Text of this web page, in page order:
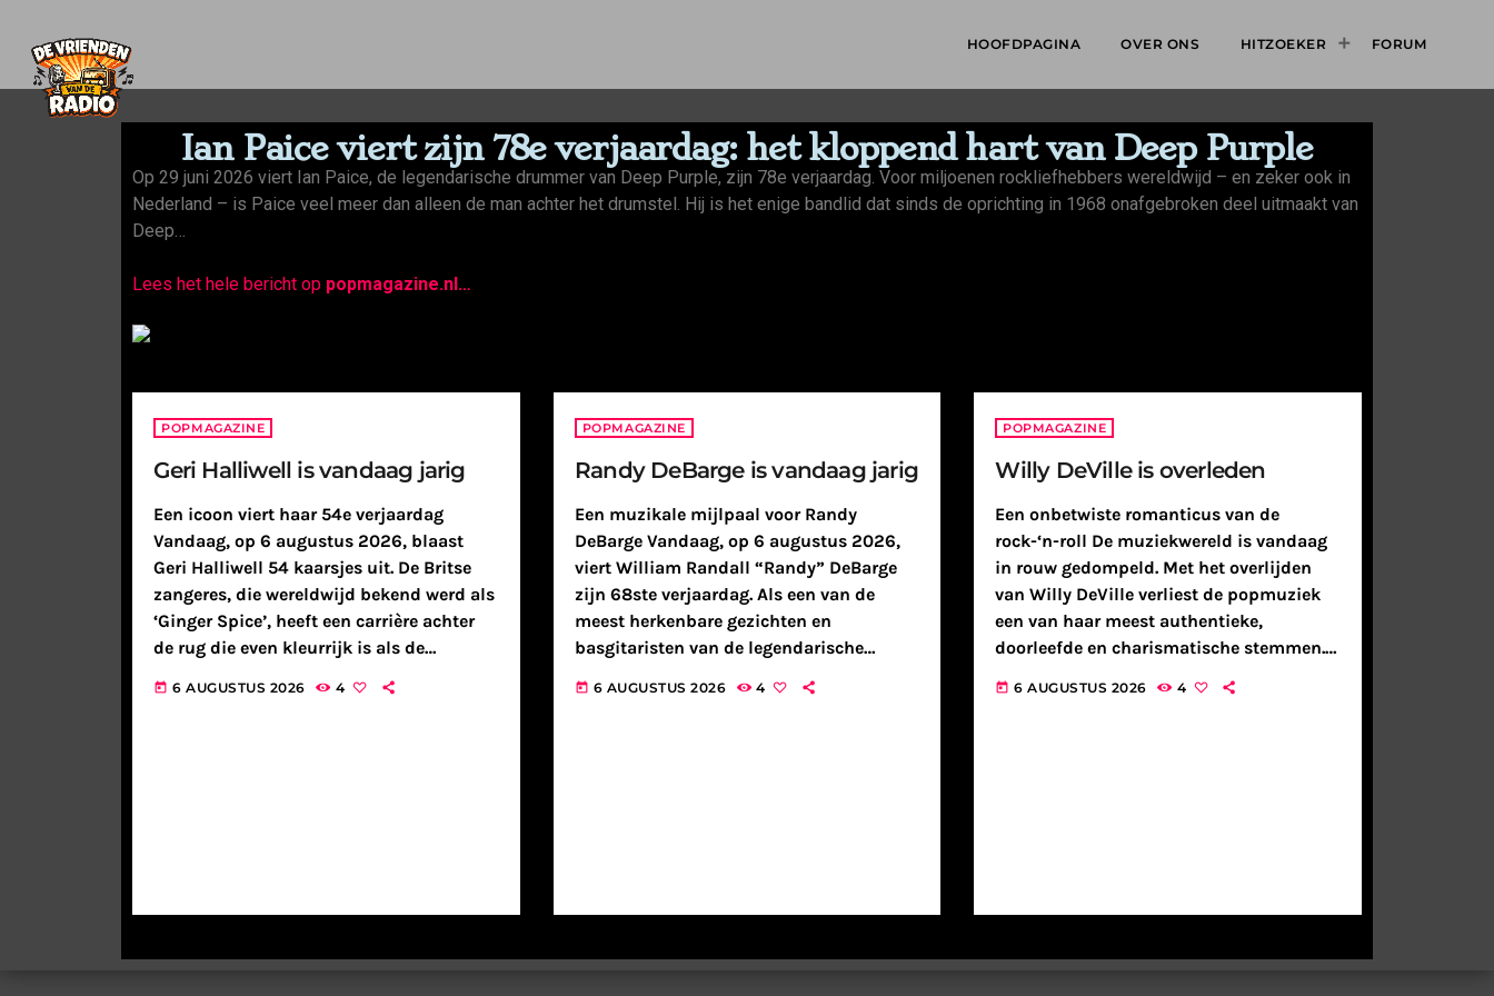
HOOFDPAGINA OVER ONS HITZOEKER FORUM
Ian Paice viert zijn 78e verjaardag: het kloppend hart van Deep Purple
Op 29 juni 2026 viert Ian Paice, de legendarische drummer van Deep Purple, zijn 78e verjaardag. Voor miljoenen rockliefhebbers wereldwijd – en zeker ook in
Nederland – is Paice veel meer dan alleen de man achter het drumstel. Hij is het enige bandlid dat sinds de oprichting in 1968 onafgebroken deel uitmaakt van
Deep…
Lees het hele bericht op popmagazine.nl…
POPMAGAZINE
Geri Halliwell is vandaag jarig
Een icoon viert haar 54e verjaardag
Vandaag, op 6 augustus 2026, blaast
Geri Halliwell 54 kaarsjes uit. De Britse
zangeres, die wereldwijd bekend werd als
‘Ginger Spice’, heeft een carrière achter
de rug die even kleurrijk is als de
droeg. Als we terugkijken op […]
today 6 AUGUSTUS 2026 4
POPMAGAZINE
Randy DeBarge is vandaag jarig
Een muzikale mijlpaal voor Randy
DeBarge Vandaag, op 6 augustus 2026,
viert William Randall “Randy” DeBarge
zijn 68ste verjaardag. Als een van de
meest herkenbare gezichten en
basgitaristen van de legendarische
een onmiskenbare stempel gedrukt op de
today 6 AUGUSTUS 2026 4
POPMAGAZINE
Willy DeVille is overleden
Een onbetwiste romanticus van de
rock-‘n-roll De muziekwereld is vandaag
in rouw gedompeld. Met het overlijden
van Willy DeVille verliest de popmuziek
een van haar meest authentieke,
doorleefde en charismatische stemmen.
punkstroom combineerde met de
today 6 AUGUSTUS 2026 4